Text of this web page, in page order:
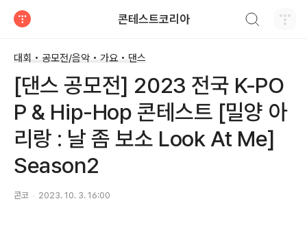
콘테스트코리아
대회 • 공모전/음악 • 가요 • 댄스
[댄스 공모전] 2023 전국 K-PO
P & Hip-Hop 콘테스트 [밀양 아
리랑 : 날 좀 보소 Look At Me]
Season2
콘코 2023. 10. 3. 16:00